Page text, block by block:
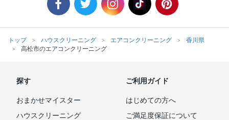
トップ ハウスクリーニング エアコンクリーニング
香川県
高松市のエアコンクリーニング
探す
おまかせマイスター
ハウスクリーニング
ご利用ガイド
はじめての方へ
ご満足度保証について